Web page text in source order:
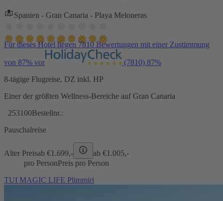
Spanien - Gran Canaria - Playa Meloneras
Für dieses Hotel liegen 7810 Bewertungen mit einer Zustimmung
von 87% vor (7810) 87%
8-tägige Flugreise, DZ inkl. HP
Einer der größten Wellness-Bereiche auf Gran Canaria
253100Bestellnr.:
Pauschalreise
Alter Preisab €1.699,- ab €1.005,-
pro PersonPreis pro Person
TUI MAGIC LIFE Plimmiri